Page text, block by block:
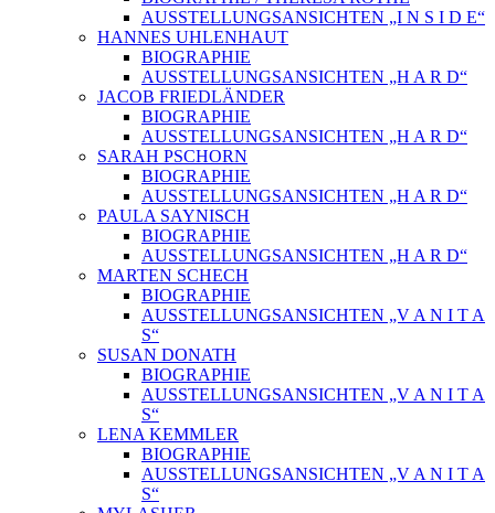
AUSSTELLUNGSANSICHTEN „I N S I D E“
HANNES UHLENHAUT
BIOGRAPHIE
AUSSTELLUNGSANSICHTEN „H A R D“
JACOB FRIEDLÄNDER
BIOGRAPHIE
AUSSTELLUNGSANSICHTEN „H A R D“
SARAH PSCHORN
BIOGRAPHIE
AUSSTELLUNGSANSICHTEN „H A R D“
PAULA SAYNISCH
BIOGRAPHIE
AUSSTELLUNGSANSICHTEN „H A R D“
MARTEN SCHECH
BIOGRAPHIE
AUSSTELLUNGSANSICHTEN „V A N I T A
S“
SUSAN DONATH
BIOGRAPHIE
AUSSTELLUNGSANSICHTEN „V A N I T A
S“
LENA KEMMLER
BIOGRAPHIE
AUSSTELLUNGSANSICHTEN „V A N I T A
S“